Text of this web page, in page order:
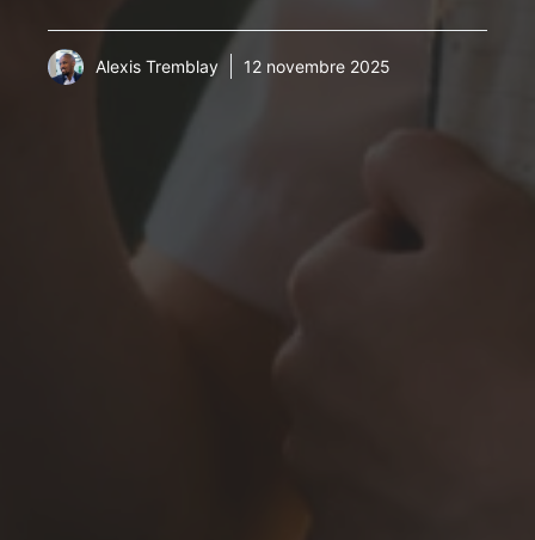
Alexis Tremblay 12 novembre 2025